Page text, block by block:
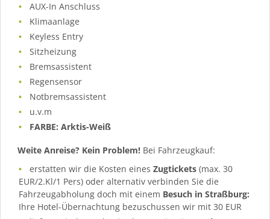
AUX-In Anschluss
Klimaanlage
Keyless Entry
Sitzheizung
Bremsassistent
Regensensor
Notbremsassistent
u.v.m
FARBE: Arktis-Weiß
Weite Anreise? Kein Problem! Bei Fahrzeugkauf:
erstatten wir die Kosten einesZugtickets (max. 30
EUR/2.Kl/1 Pers) oder alternativ verbinden Sie die
Fahrzeugabholung doch mit einem Besuch in Straßburg:
Ihre Hotel-Übernachtung bezuschussen wir mit 30 EUR